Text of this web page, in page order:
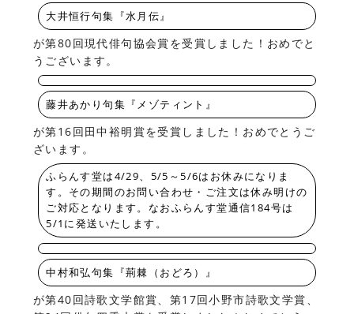
大井恒行句集『水月伝』
が第80回現代俳句協会賞を受賞しました！おめでと
うございます。
藤井あかり句集『メゾティント』
が第16回田中裕明賞を受賞しました！おめでとうご
ざいます。
ふらんす堂は4/29、5/5～5/6はお休みになりま
す。その期間のお問い合わせ・ご注文は休み明けの
ご対応となります。なおふらんす堂通信184号は
5/1に発送いたします。
中村和弘句集『荊棘（おどろ）』
が第40回詩歌文学館賞、第17回小野市詩歌文学賞、